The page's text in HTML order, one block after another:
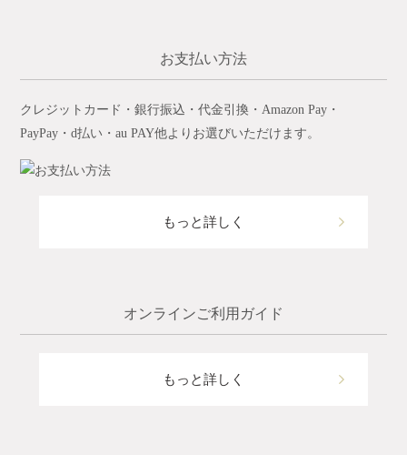
お支払い方法
クレジットカード・銀行振込・代金引換・Amazon Pay・
PayPay・d払い・au PAY他よりお選びいただけます。
もっと詳しく
オンラインご利用ガイド
もっと詳しく